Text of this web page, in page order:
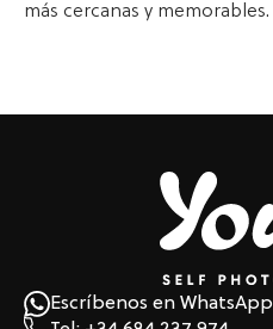
más cercanas y memorables.
Escríbenos en WhatsApp